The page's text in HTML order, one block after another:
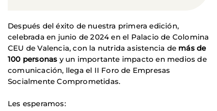
Después del éxito de nuestra primera edición,
celebrada en junio de 2024 en el Palacio de Colomina
CEU de Valencia, con la nutrida asistencia de más de
100 personas y un importante impacto en medios de
comunicación, llega el II Foro de Empresas
Socialmente Comprometidas.
Les esperamos: